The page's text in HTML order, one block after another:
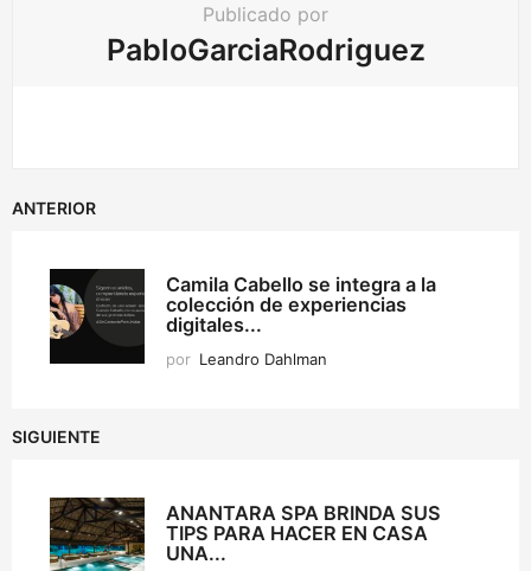
Publicado por
PabloGarciaRodriguez
ANTERIOR
Camila Cabello se integra a la
colección de experiencias
digitales...
por Leandro Dahlman
SIGUIENTE
ANANTARA SPA BRINDA SUS
TIPS PARA HACER EN CASA
UNA...